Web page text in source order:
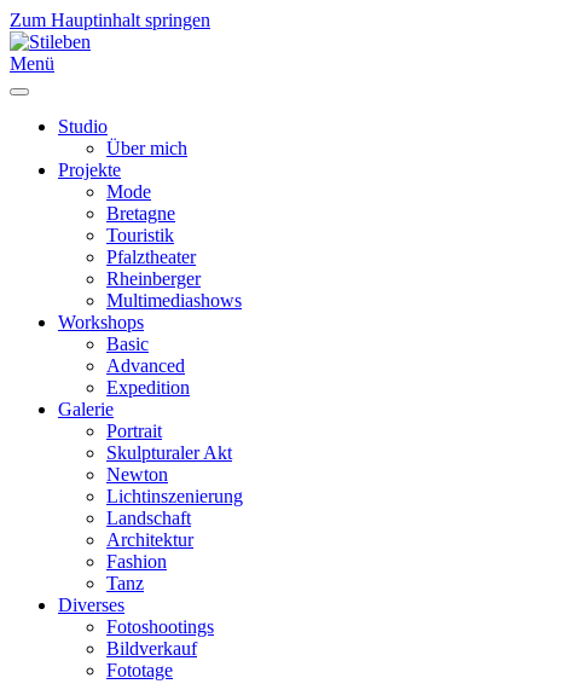
Zum Hauptinhalt springen
Menü
Studio
Über mich
Projekte
Mode
Bretagne
Touristik
Pfalztheater
Rheinberger
Multimediashows
Workshops
Basic
Advanced
Expedition
Galerie
Portrait
Skulpturaler Akt
Newton
Lichtinszenierung
Landschaft
Architektur
Fashion
Tanz
Diverses
Fotoshootings
Bildverkauf
Fototage